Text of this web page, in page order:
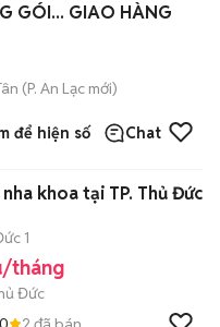
GÓI... GIAO HÀNG
(P. An Lạc mới)
để hiện số Chat
khoa tại TP. Thủ Đức
1
tháng
Đức